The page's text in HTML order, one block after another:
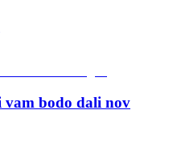
vam bodo dali nov